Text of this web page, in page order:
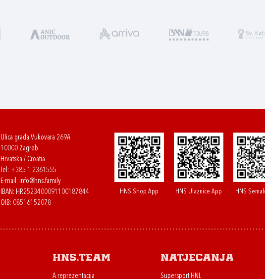
Ulica grada Vukovara 269A
10000 Zagreb
Hrvatska / Croatia
Tel: +385 1 2361555
E-mail: info@hns.family
IBAN: HR2523400091100187844
OIB: 08516152078
HNS Shop App HNS Ulaznice App HNS
HNS.team
A reprezentacija
Natjecanja
Supersport HNL